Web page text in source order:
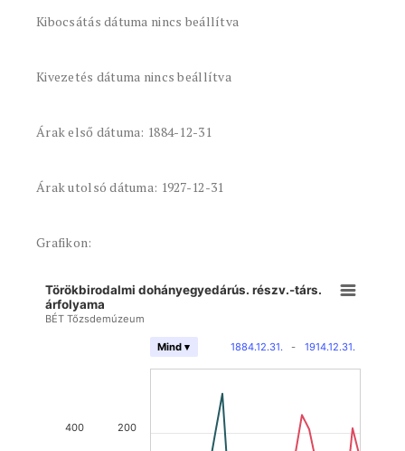
Kibocsátás dátuma nincs beállítva
Kivezetés dátuma nincs beállítva
Árak első dátuma: 1884-12-31
Árak utolsó dátuma: 1927-12-31
Grafikon:
Törökbirodalmi dohányegyedárús. részv.-társ.
árfolyama
BÉT Tőzsdemúzeum
1884.12.31. - 1914.12.31.
Mind ▾
200
400